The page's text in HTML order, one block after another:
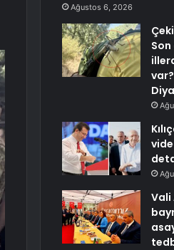
Ağustos 6, 2026
Vali